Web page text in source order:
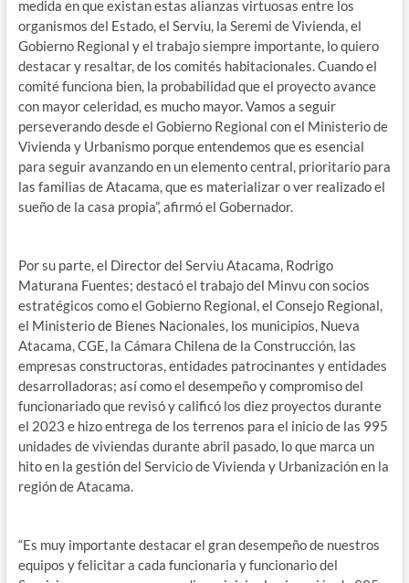
medida en que existan estas alianzas virtuosas entre los
organismos del Estado, el Serviu, la Seremi de Vivienda, el
Gobierno Regional y el trabajo siempre importante, lo quiero
destacar y resaltar, de los comités habitacionales. Cuando el
comité funciona bien, la probabilidad que el proyecto avance
con mayor celeridad, es mucho mayor. Vamos a seguir
perseverando desde el Gobierno Regional con el Ministerio de
Vivienda y Urbanismo porque entendemos que es esencial
para seguir avanzando en un elemento central, prioritario para
las familias de Atacama, que es materializar o ver realizado el
sueño de la casa propia”, afirmó el Gobernador.
Por su parte, el Director del Serviu Atacama, Rodrigo
Maturana Fuentes; destacó el trabajo del Minvu con socios
estratégicos como el Gobierno Regional, el Consejo Regional,
el Ministerio de Bienes Nacionales, los municipios, Nueva
Atacama, CGE, la Cámara Chilena de la Construcción, las
empresas constructoras, entidades patrocinantes y entidades
desarrolladoras; así como el desempeño y compromiso del
funcionariado que revisó y calificó los diez proyectos durante
el 2023 e hizo entrega de los terrenos para el inicio de las 995
unidades de viviendas durante abril pasado, lo que marca un
hito en la gestión del Servicio de Vivienda y Urbanización en la
región de Atacama.
“Es muy importante destacar el gran desempeño de nuestros
equipos y felicitar a cada funcionaria y funcionario del